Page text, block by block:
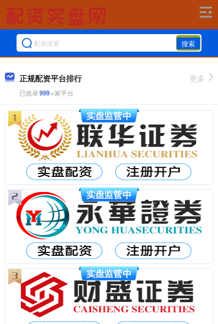
搜索
正规配资平台排行
已收录999+家平台
更多